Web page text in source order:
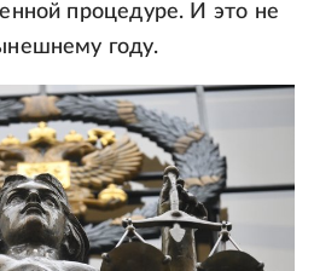
процедуре. И это не
году.